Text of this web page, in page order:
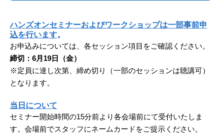
ハンズオンセミナーおよびワークショップは一部事前申
込を行います。
お申込みについては、各セッション項目をご確認ください。
締切：6月19日（金）
※定員に達し次第、締め切り（一部のセッションは聴講可）
となります。
当日について
セミナー開始時間の15分前より各会場前にて受付いたしま
す。会場前でスタッフにネームカードをご提示ください。